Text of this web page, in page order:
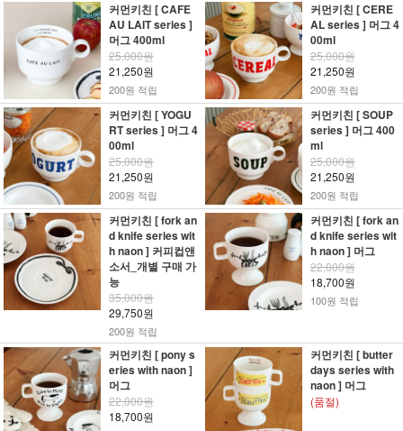
커먼키친 [ CAFE
AU LAIT series ]
머그 400ml
25,000원
21,250원
200원 적립
커먼키친 [ CERE
AL series ] 머그 4
00ml
25,000원
21,250원
200원 적립
커먼키친 [ YOGU
RT series ] 머그 4
00ml
25,000원
21,250원
200원 적립
커먼키친 [ SOUP
series ] 머그 400
ml
25,000원
21,250원
200원 적립
커먼키친 [ fork an
d knife series wit
h naon ] 커피컵앤
소서_개별 구매 가
능
35,000원
29,750원
200원 적립
커먼키친 [ fork an
d knife series wit
h naon ] 머그
22,000원
18,700원
100원 적립
커먼키친 [ pony s
eries with naon ]
머그
22,000원
18,700원
커먼키친 [ butter
days series with
naon ] 머그
(품절)